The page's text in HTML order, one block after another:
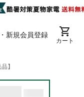
新規会員登録
カート
】